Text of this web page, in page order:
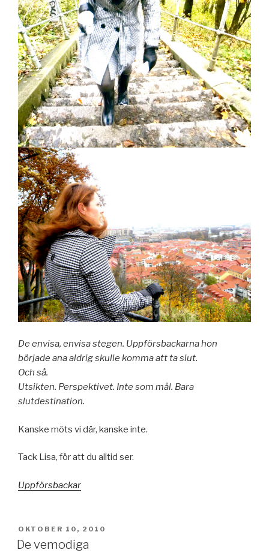
De envisa, envisa stegen. Uppförsbackarna hon
började ana aldrig skulle komma att ta slut.
Och så.
Utsikten. Perspektivet. Inte som mål. Bara
slutdestination.
Kanske möts vi där, kanske inte.
Tack Lisa, för att du alltid ser.
Uppförsbackar
PUBLICERAT
OKTOBER 10, 2010
De vemodiga